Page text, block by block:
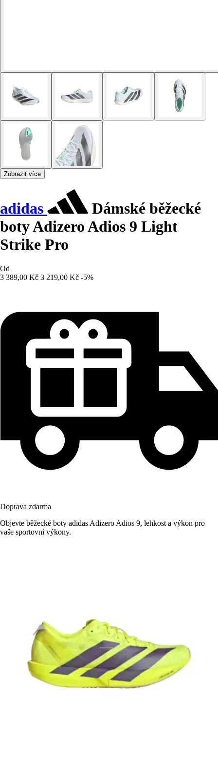
Zobrazit více
adidas
Dámské běžecké
boty Adizero Adios 9 Light
Strike Pro
Od
3 389,00 Kč 3 219,00 Kč -5%
Doprava zdarma
Objevte běžecké boty adidas Adizero Adios 9, lehkost a výkon pro
vaše sportovní výkony.